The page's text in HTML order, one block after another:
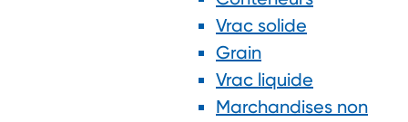
Vrac solide
Grain
Vrac liquide
Marchandises non